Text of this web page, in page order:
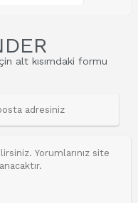
alt kısımdaki formu